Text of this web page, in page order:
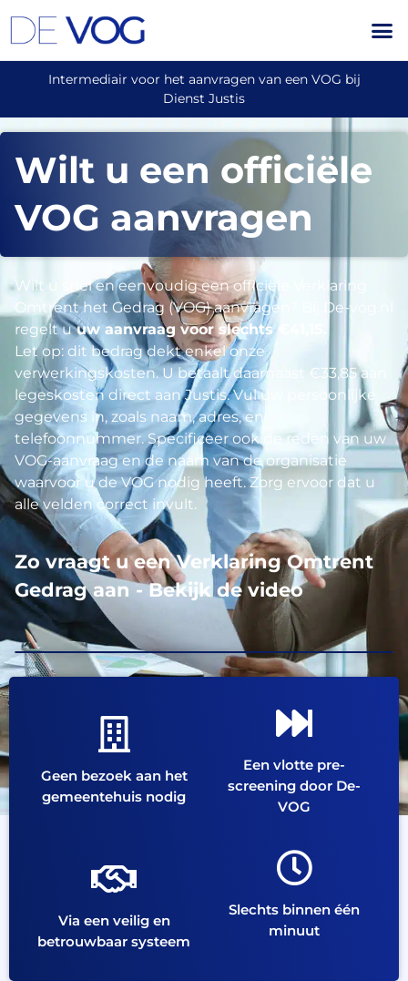
Intermediair voor het aanvragen van een VOG bij
Dienst Justis
Wilt u een officiële
VOG aanvragen
Wilt u snel en eenvoudig een officiële Verklaring
Omtrent het Gedrag (VOG) aanvragen? Bij De-vog.nl
regelt uuw aanvraag voor slechts €41,15.
Let op: dit bedrag dekt enkel onze
verwerkingskosten. U betaalt daarnaast €33,85 aan
legeskosten direct aan Justis. Vul uw persoonlijke
gegevens in, zoals naam, adres, en
telefoonnummer. Specificeer ook de reden van uw
VOG-aanvraag en de naam van de organisatie
waarvoor u de VOG nodig heeft. Zorg ervoor dat u
alle velden correct invult.
Zo vraagt u een Verklaring Omtrent
Gedrag aan - Bekijk de video
Geen bezoek aan het
gemeentehuis nodig
Een vlotte pre-
screening door De-
VOG
Via een veilig en
betrouwbaar systeem
Slechts binnen één
minuut